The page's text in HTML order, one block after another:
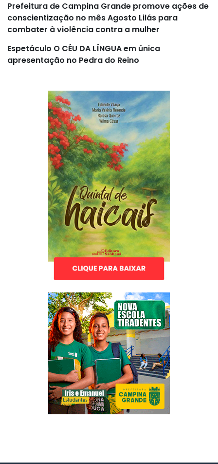
Prefeitura de Campina Grande promove ações de
conscientização no mês Agosto Lilás para
combater à violência contra a mulher
Espetáculo O CÉU DA LÍNGUA em única
apresentação no Pedra do Reino